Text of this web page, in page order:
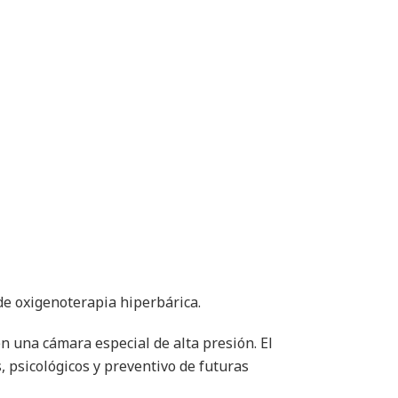
oxigenoterapia hiperbárica.
una cámara especial de alta presión. El
psicológicos y preventivo de futuras